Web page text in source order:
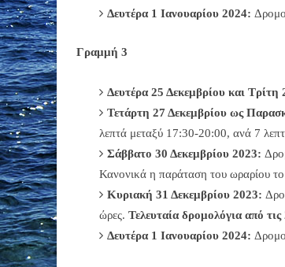
Δευτέρα 1 Ιανουαρίου 2024:
Γραμμή 3
Δευτέρα 25 Δεκεμβρίου και Τρίτη
Τετάρτη 27 Δεκεμβρίου ως
λεπτά μεταξύ 17:30-20:00, ανά 7
Σάββατο 30 Δεκεμβρίου 2023:
Κανονικά η παράταση του ωραρίου
Κυριακή 31 Δεκεμβρίου 2023:
ώρες. Τελευταία δρομολόγια από
Δευτέρα 1 Ιανουαρίου 2024: